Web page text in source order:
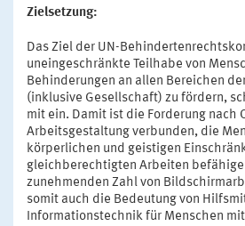
Zielsetzung:
Das Ziel der UN-
uneingeschränkte Teilhabe von
Behinderungen an allen Bereichen
(inklusive Gesellschaft) zu fördern,
mit ein. Damit ist die Forderung nach
Arbeitsgestaltung verbunden, die
körperlichen und geistigen
gleichberechtigten Arbeiten
zunehmenden Zahl von
somit auch die Bedeutung von
Informationstechnik für Menschen